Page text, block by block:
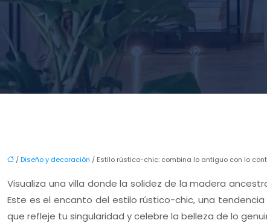
/Diseño y decoración / Estilo rústico-chic: combina lo antiguo con lo
Visualiza una villa donde la solidez de la madera
Este es el encanto del estilo rústico-chic, una
que refleje tu singularidad y celebre la belleza de lo